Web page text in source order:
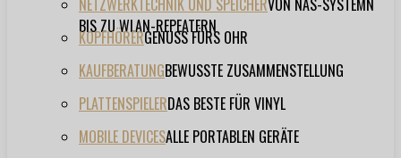
NETZWERKTECHNIK UND SPEICHERVON NAS-SYSTEMN
BIS ZU WLAN-REPEATERN
KOPFHÖRERGENUSS FÜRS OHR
KAUFBERATUNGBEWUSSTE ZUSAMMENSTELLUNG
PLATTENSPIELERDAS BESTE FÜR VINYL
MOBILE DEVICESALLE PORTABLEN GERÄTE